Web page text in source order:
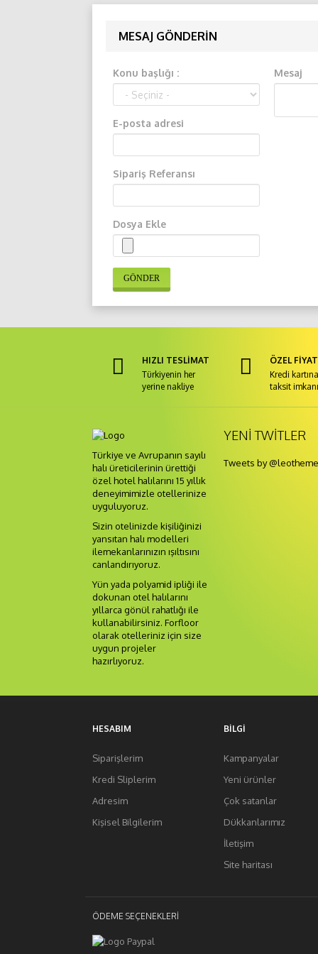
MESAJ GÖNDERIN
Konu başlığı :
E-posta adresi
Sipariş Referansı
Dosya Ekle
Mesaj
GÖNDER
HIZLI TESLİMAT
Türkiyenin her
yerine nakliye
ÖZEL
Kredi
taksit imkanı
Türkiye ve Avrupanın sayılı
halı üreticilerinin ürettiği
özel hotel halılarını 15 yıllık
deneyimimizle otellerinize
uyguluyoruz.
Sizin otelinizde kişiliğinizi
yansıtan halı modelleri
ilemekanlarınızın ışıltısını
canlandırıyoruz.
Yün yada polyamid ipliği ile
dokunan otel halılarını
yıllarca gönül rahatlığı ile
kullanabilirsiniz. Forfloor
olarak otelleriniz için size
uygun projeler
hazırlıyoruz.
YENI TWITLER
Tweets by @leotheme
HESABIM
Siparişlerim
Kredi Sliplerim
Adresim
Kişisel Bilgilerim
BILGI
Kampanyalar
Yeni ürünler
Çok satanlar
Dükkanlarımız
İletişim
Site haritası
ÖDEME SEÇENEKLERI